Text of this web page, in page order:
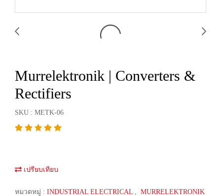
Murrelektronik | Converters &
Rectifiers
SKU : METK-06
เปรียบเทียบ
หมวดหมู่ : INDUSTRIAL ELECTRICAL , MURRELEKTRONIK